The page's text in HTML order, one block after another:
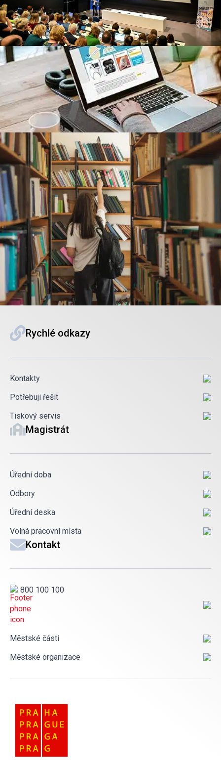
Rychlé odkazy
Kontakty
Potřebuji řešit
Tiskový servis
Magistrát
Úřední doba
Odbory
Úřední deska
Volná pracovní místa
Kontakt
800 100 100
Městské části
Městské organizace